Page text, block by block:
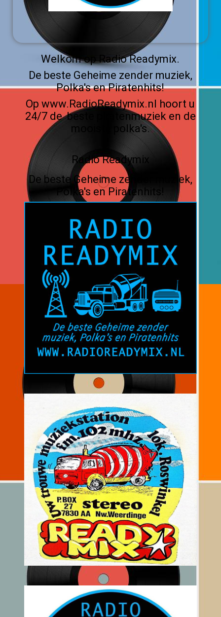
Welkom op Radio Readymix.
De beste Geheime zender muziek,
Polka's en Piratenhits!
Op www.RadioReadymix.nl hoort u
24/7 de beste piratenmuziek en de
mooiste polka's.
Radio Readymix
De beste Geheime zender muziek,
Polka's en Piratenhits!